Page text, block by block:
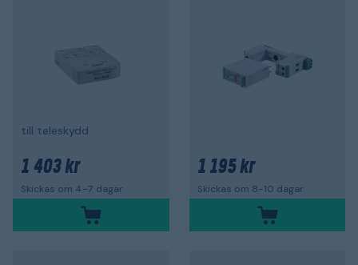
till teleskydd
1 403 kr
Skickas om 4-7 dagar
1 195 kr
Skickas om 8-10 dagar